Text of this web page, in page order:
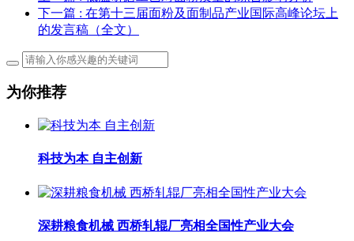
下一篇 : 在第十三届面粉及面制品产业国际高峰论坛上
的发言稿（全文）
为你推荐
科技为本 自主创新
深耕粮食机械 西桥轧辊厂亮相全国性产业大会